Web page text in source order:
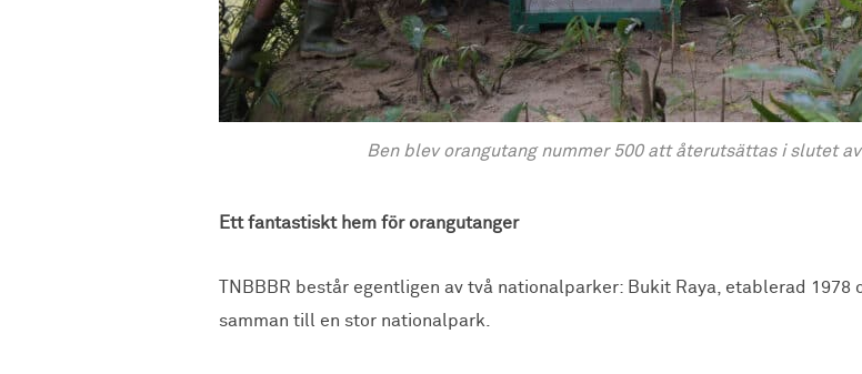
Ben blev orangutang nummer 500 att återutsättas i slutet av
Ett fantastiskt hem för orangutanger
TNBBBR består egentligen av två nationalparker: Bukit Raya, etablerad
samman till en stor nationalpark.